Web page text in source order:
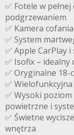
✅ Fotele w
podgrzewaniem
✅ Kamera
✅ System
✅ Apple CarPlay
✅ Isofix – idealny
✅ Oryginalne
✅
✅ Wysoki
powietrzne i
✅ Świetne
wnętrza